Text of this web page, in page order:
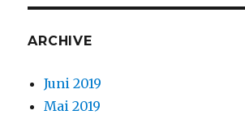
ARCHIVE
Juni 2019
Mai 2019